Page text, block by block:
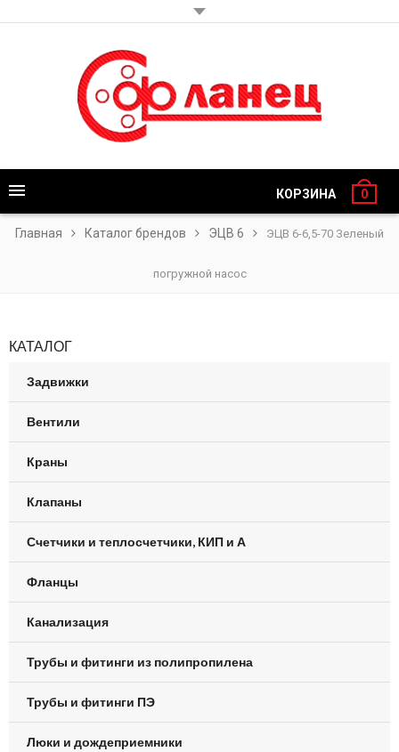
КОРЗИНА 0
Главная Каталог брендов ЭЦВ 6 ЭЦВ 6-6,5-70 Зеленый
погружной насос
КАТАЛОГ
Задвижки
Вентили
Краны
Клапаны
Счетчики и теплосчетчики, КИП и А
Фланцы
Канализация
Трубы и фитинги из полипропилена
Трубы и фитинги ПЭ
Люки и дождеприемники